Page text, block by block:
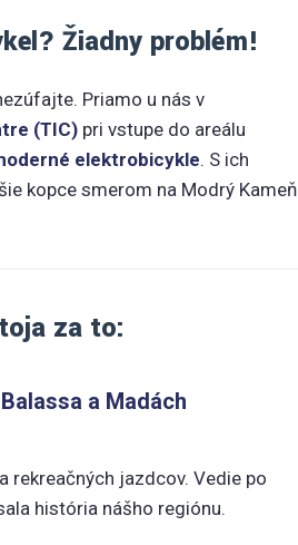
Žiadny problém!
Priamo u nás v
(TIC) pri vstupe do areálu
elektrobicykle. S ich
kopce smerom na Modrý Kameň
za to:
a Madách
rekreačných jazdcov. Vedie po
história nášho regiónu.